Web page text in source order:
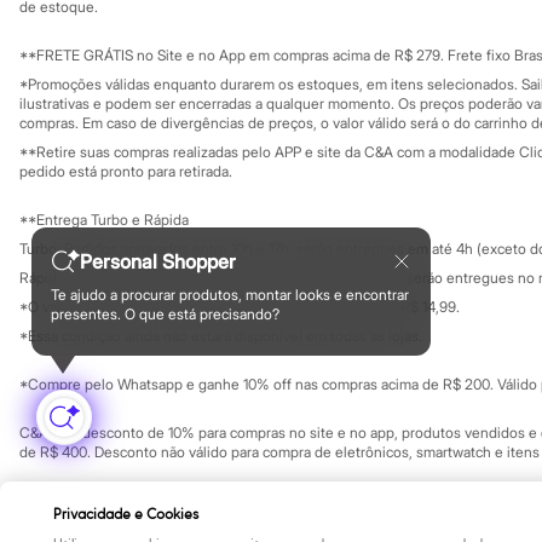
Yessica
Acessórios
Blusas
Calçados
Leggings
Shorts e Bermudas
Tops
Moda íntima
Cintas e Modeladores
Meias
Pijamas
Sutiãs e Tops
Moda praia
Maiôs
Saídas de praia
Personagens
Plus size
Blusas e Camisetas
Calças
Casacos e Jaquetas
Jeans
Personal Shopper
Te ajudo a procurar produtos, montar looks e encontrar
presentes. O que está precisando?
Investidores
Privacidade
Configuração de cookies
Minha privacidade
Educação
Formas de pagamento
de estoque.
**FRETE GRÁTIS no Site e no App em compras acima de R$ 279. Frete fixo
*Promoções válidas enquanto durarem os estoques, em itens selecionados.
ilustrativas e podem ser encerradas a qualquer momento. Os preços poderão
compras. Em caso de divergências de preços, o valor válido será o do carrinho
**Retire suas compras realizadas pelo APP e site da C&A com a modalidade
pedido está pronto para retirada.
**Entrega Turbo e Rápida
Turbo: Pedidos aprovados entre 10h e 17h, serão entregues em até 4h (exceto
Rápida: Pedidos com os pagamentos aprovados até as 10h, serão entregues
*O valor do frete para o turbo é R$ 24,99 e para a rápida é R$ 14,99.
*Essa condição ainda não estará disponível em todas as lojas.
*Compre pelo Whatsapp e ganhe 10% off nas compras acima de R$ 200.
C&A Pay: desconto de 10% para compras no site e no app, produtos vendidos
de R$ 400. Desconto não válido para compra de eletrônicos, smartwatch e
SP Cep: 06455-000 CNPJ 45.242.914/0001-05
Privacidade e Cookies